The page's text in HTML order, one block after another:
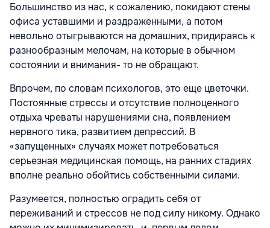
Большинство из нас, к сожалению, покидают стены
офиса уставшими и раздраженными, а потом
невольно отыгрываются на домашних, придираясь к
разнообразным мелочам, на которые в обычном
состоянии и внимания- то не обращают.
Впрочем, по словам психологов, это еще цветочки.
Постоянные стрессы и отсутствие полноценного
отдыха чреваты нарушениями сна, появлением
нервного тика, развитием депрессий. В
«запущенных» случаях может потребоваться
серьезная медицинская помощь, на ранних стадиях
вполне реально обойтись собственными силами.
Разумеется, полностью оградить себя от
переживаний и стрессов не под силу никому. Однако